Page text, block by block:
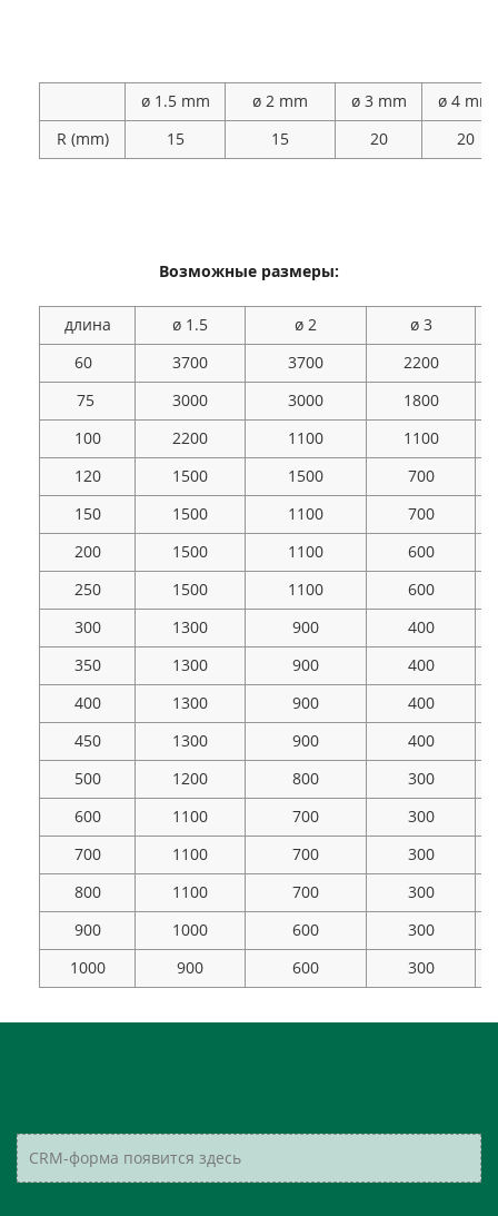
ø 1.5 mm ø 2 mm ø 3 mm
ø 4 mm
R (mm)
15 15 20 20
Возможные размеры:
длина ø 1.5 ø 2
ø 3
60
3700 3700
2200
75
3000 3000
1800
100
2200 1100
1100
120
1500 1500
700
150
1500 1100
700
200
1500 1100
600
250
1500 1100
600
300
1300 900
400
350
1300 900
400
400
1300 900
400
450
1300 900
400
500
1200 800
300
600
1100 700
300
700
1100 700
300
800
1100 700
300
900
1000 600
300
1000
900 600 300
CRM-форма появится здесь